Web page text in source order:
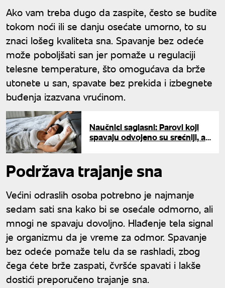
Ako vam treba dugo da zaspite, često se budite
tokom noći ili se danju osećate umorno, to su
znaci lošeg kvaliteta sna. Spavanje bez odeće
može poboljšati san jer pomaže u regulaciji
telesne temperature, što omogućava da brže
utonete u san, spavate bez prekida i izbegnete
buđenja izazvana vrućinom.
Naučnici saglasni: Parovi koji
spavaju odvojeno su srećniji, a
Podržava trajanje sna
Većini odraslih osoba potrebno je najmanje
sedam sati sna kako bi se osećale odmorno, ali
mnogi ne spavaju dovoljno. Hlađenje tela signal
je organizmu da je vreme za odmor. Spavanje
bez odeće pomaže telu da se rashladi, zbog
čega ćete brže zaspati, čvršće spavati i lakše
dostići preporučeno trajanje sna.